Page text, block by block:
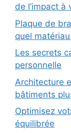
de l’impact à
Plaque de
quel
Les secrets
personnelle
Architecture
bâtiments
Optimisez
équilibrée